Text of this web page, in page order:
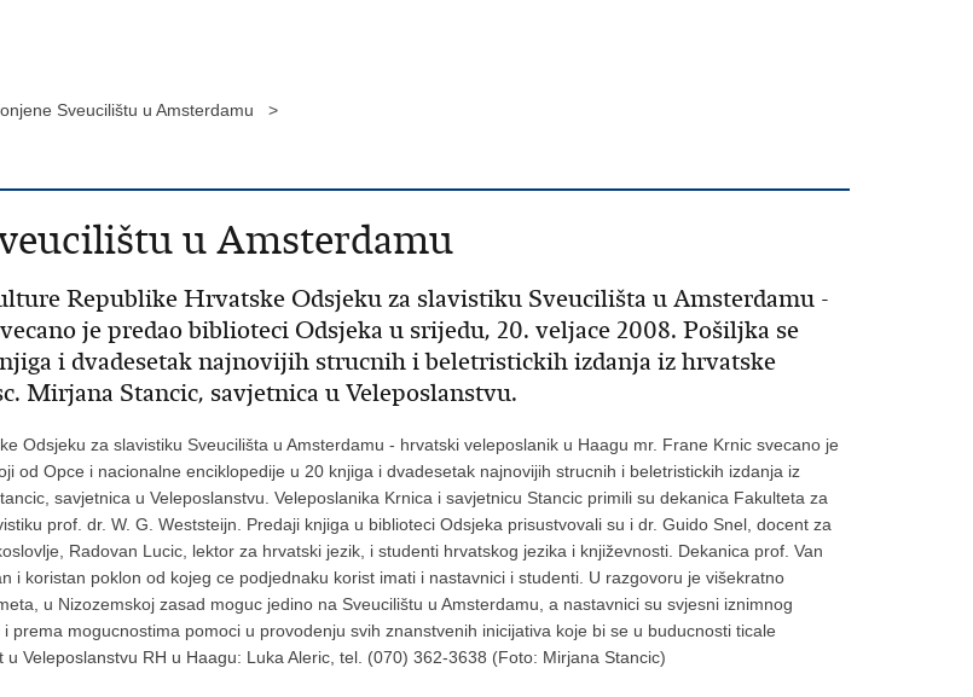
Sveucilištu u Amsterdamu >
u Amsterdamu
Republike Hrvatske Odsjeku za slavistiku Sveucilišta u Amsterdamu -
je predao biblioteci Odsjeka u srijedu, 20. veljace 2008. Pošiljka se
i dvadesetak najnovijih strucnih i beletristickih izdanja iz hrvatske
Mirjana Stancic, savjetnica u Veleposlanstvu.
Odsjeku za slavistiku Sveucilišta u Amsterdamu - hrvatski veleposlanik u Haagu mr. Frane Krnic svecano je
od Opce i nacionalne enciklopedije u 20 knjiga i dvadesetak najnovijih strucnih i beletristickih izdanja iz
savjetnica u Veleposlanstvu. Veleposlanika Krnica i savjetnicu Stancic primili su dekanica Fakulteta za
prof. dr. W. G. Weststeijn. Predaji knjiga u biblioteci Odsjeka prisustvovali su i dr. Guido Snel, docent za
Radovan Lucic, lektor za hrvatski jezik, i studenti hrvatskog jezika i književnosti. Dekanica prof. Van
i koristan poklon od kojeg ce podjednaku korist imati i nastavnici i studenti. U razgovoru je višekratno
u Nizozemskoj zasad moguc jedino na Sveucilištu u Amsterdamu, a nastavnici su svjesni iznimnog
mogucnostima pomoci u provodenju svih znanstvenih inicijativa koje bi se u buducnosti ticale
Veleposlanstvu RH u Haagu: Luka Aleric, tel. (070) 362-3638 (Foto: Mirjana Stancic)